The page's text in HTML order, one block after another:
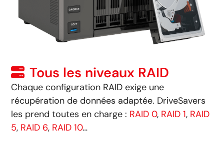
Tous les niveaux RAID
Chaque configuration RAID exige une
récupération de données adaptée. DriveSavers
les prend toutes en charge : RAID 0, RAID 1, RAID
5, RAID 6, RAID 10…